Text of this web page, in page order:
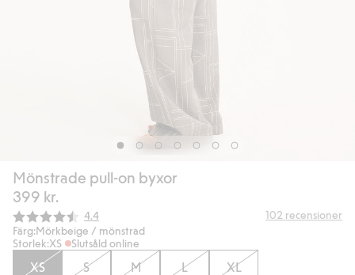
Mönstrade pull-on byxor
399 kr.
Snittbetyg:
4.4 102 recensioner
Färg:Mörkbeige / mönstrad
Storlek:XS Slutsåld online
XS S M L XL